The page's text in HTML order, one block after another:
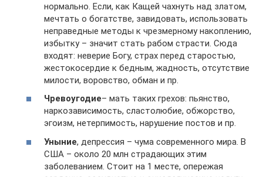
нормально. Если, как Кащей чахнуть над златом,
мечтать о богатстве, завидовать, использовать
неправедные методы к чрезмерному накоплению,
избытку – значит стать рабом страсти. Сюда
входят: неверие Богу, страх перед старостью,
жестокосердие к бедным, жадность, отсутствие
милости, воровство, обман и пр.
Чревоугодие– мать таких грехов: пьянство,
наркозависимость, сластолюбие, обжорство,
эгоизм, нетерпимость, нарушение постов и пр.
Уныние, депрессия – чума современного мира. В
США – около 20 млн страдающих этим
заболеванием. Стоит на 1 месте, опережая